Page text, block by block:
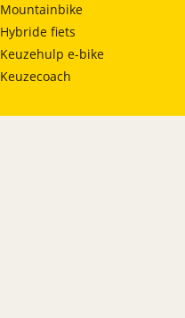
Mountainbike
Hybride fiets
Keuzehulp e-bike
Keuzecoach